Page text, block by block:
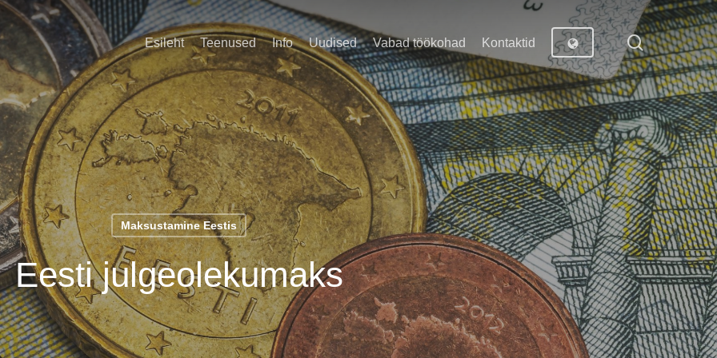
Esileht Teenused Info Uudised Vabad töökohad Kontaktid search
Maksustamine Eestis
Eesti julgeolekumaks